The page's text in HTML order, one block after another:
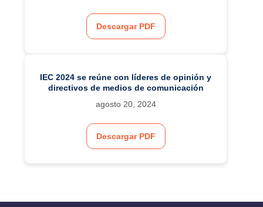
Descargar PDF
IEC 2024 se reúne con líderes de opinión y
directivos de medios de comunicación
agosto 20, 2024
Descargar PDF